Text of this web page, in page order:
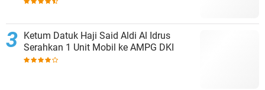
Ketum Datuk Haji Said Aldi Al Idrus
Serahkan 1 Unit Mobil ke AMPG DKI